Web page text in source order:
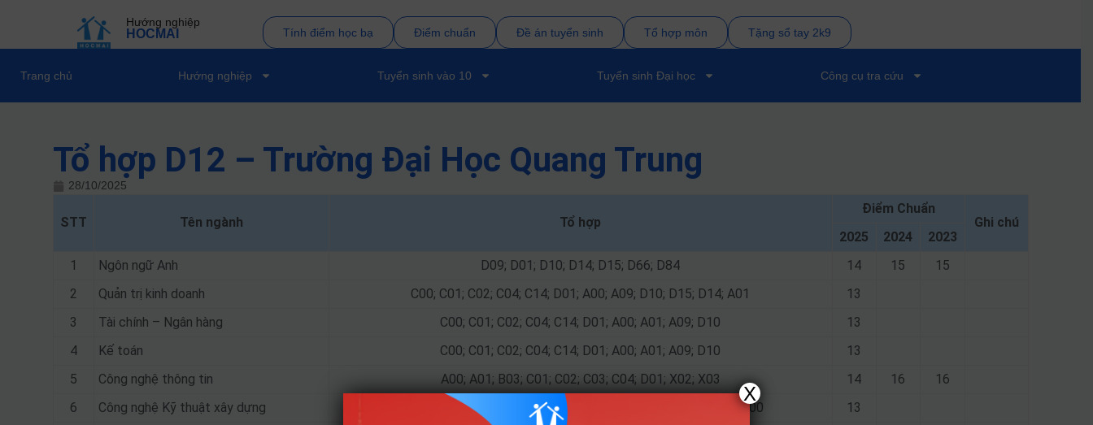
Hướng nghiệp
HOCMAI Tính điểm học bạ Điểm chuẩn Đề án tuyển sinh Tổ hợp môn Tặng sổ tay 2k9
Trang chủ Hướng nghiệp Tuyển sinh vào 10 Tuyển sinh Đại học Công cụ tra cứu
Tổ hợp D12 – Trường Đại Học Quang Trung
28/10/2025
STT Tên ngành Tổ hợp
Điểm Chuẩn
Ghi chú
2025
2024
2023
1
Ngôn ngữ Anh D09; D01; D10; D14; D15; D66; D84 14 15
15
2
Quản trị kinh doanh C00; C01; C02; C04; C14; D01; A00; A09; D10; D15; D14; A01
13
3
Tài chính – Ngân hàng C00; C01; C02; C04; C14; D01; A00; A01; A09; D10
13
4
Kế toán C00; C01; C02; C04; C14; D01; A00; A01; A09; D10
13
5
Công nghệ thông tin A00; A01; B03; C01; C02; C03; C04; D01; X02; X03 14 16
16
6
Công nghệ Kỹ thuật xây dựng A01; A04; C01; C02; C04; D01; D10; D14; X06; X07; X22; X02; A00
13
X